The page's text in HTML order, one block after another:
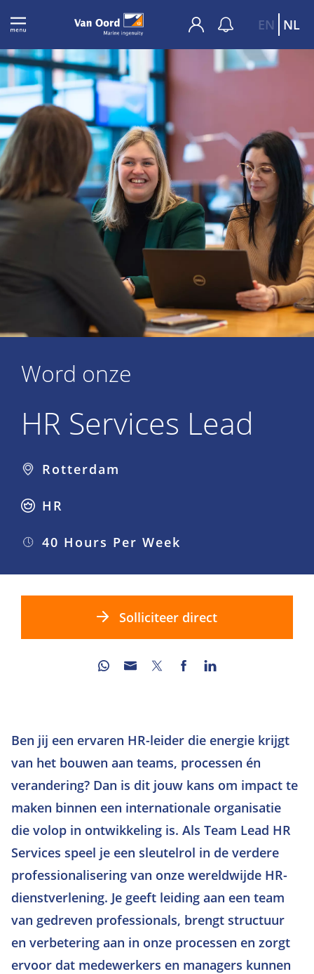
EN NL
HR Services Lead
Word onze
Rotterdam
HR
40 Hours Per Week
Solliciteer direct
Ben jij een ervaren HR-leider die energie krijgt
van het bouwen aan teams, processen én
verandering? Dan is dit jouw kans om impact te
maken binnen een internationale organisatie
die volop in ontwikkeling is. Als Team Lead HR
Services speel je een sleutelrol in de verdere
professionalisering van onze wereldwijde HR-
dienstverlening. Je geeft leiding aan een team
van gedreven professionals, brengt structuur
en verbetering aan in onze processen en zorgt
ervoor dat medewerkers en managers kunnen